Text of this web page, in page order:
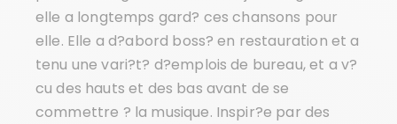
elle a longtemps gard? ces chansons pour
elle. Elle a d?abord boss? en restauration et a
tenu une vari?t? d?emplois de bureau, et a v?
cu des hauts et des bas avant de se
commettre ? la musique. Inspir?e par des